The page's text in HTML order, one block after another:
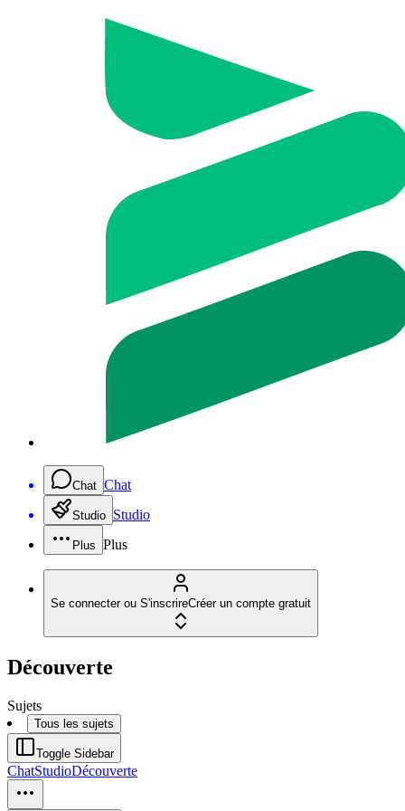
Chat Chat
Studio Studio
Plus Plus
Se connecter ou S'inscrireCréer un compte gratuit
Découverte
Sujets
Tous les sujets
Toggle Sidebar
ChatStudioDécouverte